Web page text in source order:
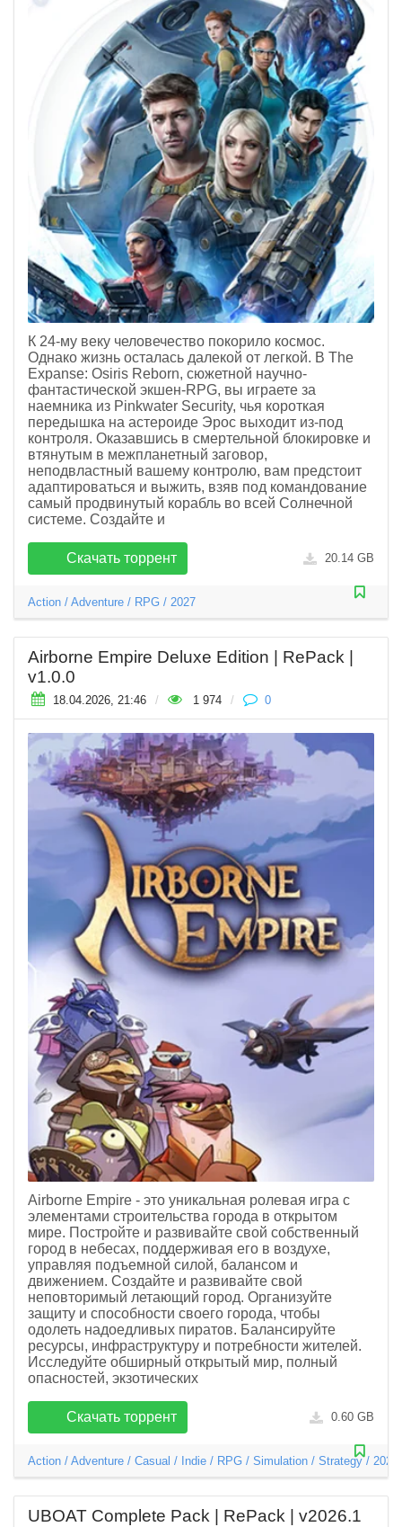
К 24-му веку человечество покорило космос.
Однако жизнь осталась далекой от легкой. В The
Expanse: Osiris Reborn, сюжетной научно-
фантастической экшен-RPG, вы играете за
наемника из Pinkwater Security, чья короткая
передышка на астероиде Эрос выходит из-под
контроля. Оказавшись в смертельной блокировке и
втянутым в межпланетный заговор,
неподвластный вашему контролю, вам предстоит
адаптироваться и выжить, взяв под командование
самый продвинутый корабль во всей Солнечной
системе. Создайте и
Скачать торрент 20.14 GB
Action / Adventure / RPG / 2027
Airborne Empire Deluxe Edition | RePack |
v1.0.0
18.04.2026, 21:46 / 1 974 / 0
Airborne Empire - это уникальная ролевая игра с
элементами строительства города в открытом
мире. Постройте и развивайте свой собственный
город в небесах, поддерживая его в воздухе,
управляя подъемной силой, балансом и
движением. Создайте и развивайте свой
неповторимый летающий город. Организуйте
защиту и способности своего города, чтобы
одолеть надоедливых пиратов. Балансируйте
ресурсы, инфраструктуру и потребности жителей.
Исследуйте обширный открытый мир, полный
опасностей, экзотических
Скачать торрент 0.60 GB
Action / Adventure / Casual / Indie / RPG / Simulation / Strategy/ 2026
UBOAT Complete Pack | RePack | v2026.1